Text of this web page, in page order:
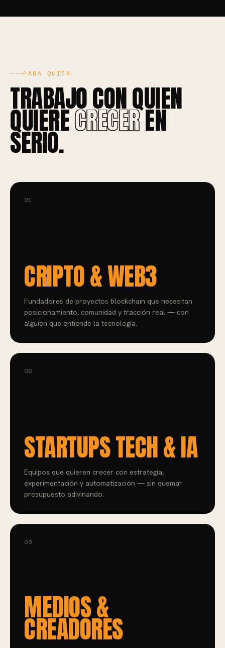
PARA QUIÉN
TRABAJO CON QUIEN
QUIERECRECEREN
SERIO.
01
CRIPTO & WEB3
Fundadores de proyectos blockchain que necesitan
posicionamiento, comunidad y tracción real — con
alguien que entiende la tecnología.
02
STARTUPS TECH & IA
Equipos que quieren crecer con estrategia,
experimentación y automatización — sin quemar
presupuesto adivinando.
03
MEDIOS &
CREADORES